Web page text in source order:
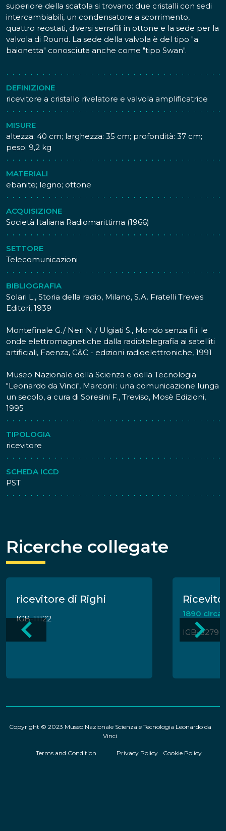
superiore della scatola si trovano: due cristalli con sedi
intercambiabili, un condensatore a scorrimento,
quattro reostati, diversi serrafili in ottone e la sede per la
valvola di Round. La sede della valvola è del tipo "a
baionetta" conosciuta anche come "tipo Swan".
DEFINIZIONE
ricevitore a cristallo rivelatore e valvola amplificatrice
MISURE
altezza: 40 cm; larghezza: 35 cm; profondità: 37 cm;
peso: 9,2 kg
MATERIALI
ebanite; legno; ottone
ACQUISIZIONE
Società Italiana Radiomarittima (1966)
SETTORE
Telecomunicazioni
BIBLIOGRAFIA
Solari L., Storia della radio, Milano, S.A. Fratelli Treves
Editori, 1939
Montefinale G./ Neri N./ Ulgiati S., Mondo senza fili: le
onde elettromagnetiche dalla radiotelegrafia ai satelliti
artificiali, Faenza, C&C - edizioni radioelettroniche, 1991
Museo Nazionale della Scienza e della Tecnologia
"Leonardo da Vinci", Marconi : una comunicazione lunga
un secolo, a cura di Soresini F., Treviso, Mosè Edizioni,
1995
TIPOLOGIA
ricevitore
SCHEDA ICCD
PST
Ricerche collegate
ricevitore di Righi
IGB-11122
1890 circa
IGB-8279
Copyright © 2023 Museo Nazionale Scienza e Tecnologia Leonardo da
Vinci
Terms and Condition Privacy Policy Cookie Policy